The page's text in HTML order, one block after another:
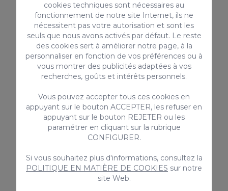
Animal de Compagnie
100€ / Réservation
Transfert
pour 1-4
52€ /
cookies techniques sont nécessaires au
fonctionnement de notre site Internet, ils ne
nécessitent pas votre autorisation et sont les
seuls que nous avons activés par défaut. Le reste
des cookies sert à améliorer notre page, à la
personnaliser en fonction de vos préférences ou à
vous montrer des publicités adaptées à vos
recherches, goûts et intérêts personnels.
Vous pouvez accepter tous ces cookies en
appuyant sur le bouton ACCEPTER, les refuser en
appuyant sur le bouton REJETER ou les
paramétrer en cliquant sur la rubrique
CONFIGURER.
Si vous souhaitez plus d'informations, consultez la
POLITIQUE EN MATIÈRE DE COOKIES sur notre
site Web.